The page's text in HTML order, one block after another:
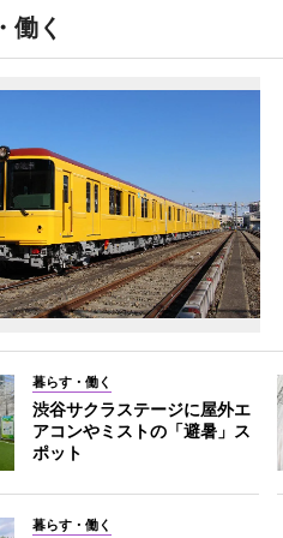
働く
暮らす・働く
渋谷サクラステージに屋外エ
アコンやミストの「避暑」ス
ポット
暮らす・働く